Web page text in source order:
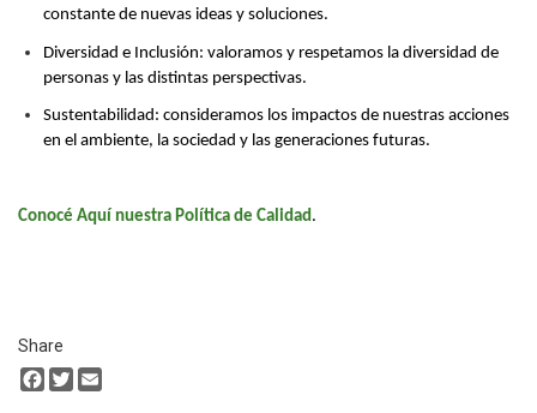
constante de nuevas ideas y soluciones.
Diversidad e Inclusión: valoramos y respetamos la diversidad de
personas y las distintas perspectivas.
Sustentabilidad: consideramos los impactos de nuestras acciones
en el ambiente, la sociedad y las generaciones futuras.
Conocé Aquí nuestra Política de Calidad .
Share
Facebook
Twitter